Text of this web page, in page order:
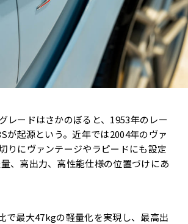
レードはさかのぼると、1953年のレー
が起源という。近年では2004年のヴァ
りにヴァンテージやラピードにも設定
、高出力、高性能仕様の位置づけにあ
で最大47kgの軽量化を実現し、最高出